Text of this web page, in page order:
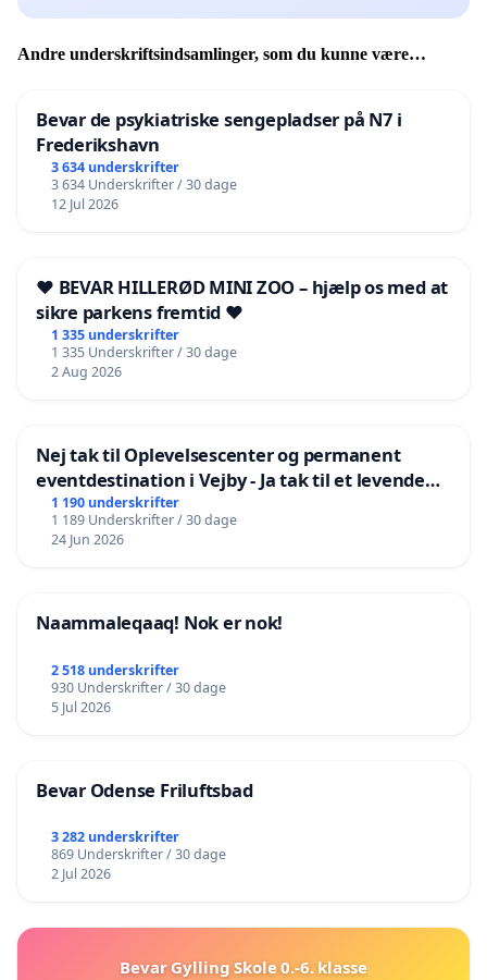
Andre underskriftsindsamlinger, som du kunne være
Bevar de psykiatriske sengepladser på N7 i
Frederikshavn
3 634 underskrifter
3 634 Underskrifter / 30 dage
12 Jul 2026
❤️ BEVAR HILLERØD MINI ZOO – hjælp os med at
sikre parkens fremtid ❤️
1 335 underskrifter
1 335 Underskrifter / 30 dage
2 Aug 2026
Nej tak til Oplevelsescenter og permanent
eventdestination i Vejby - Ja tak til et levende
lokalområde i balance
1 190 underskrifter
1 189 Underskrifter / 30 dage
24 Jun 2026
Naammaleqaaq! Nok er nok!
2 518 underskrifter
930 Underskrifter / 30 dage
5 Jul 2026
Bevar Odense Friluftsbad
3 282 underskrifter
869 Underskrifter / 30 dage
2 Jul 2026
Bevar Gylling Skole 0.-6. klasse